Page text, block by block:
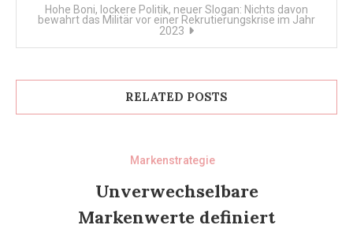
Hohe Boni, lockere Politik, neuer Slogan: Nichts davon
bewahrt das Militär vor einer Rekrutierungskrise im Jahr
2023
RELATED POSTS
Markenstrategie
Unverwechselbare
Markenwerte definiert